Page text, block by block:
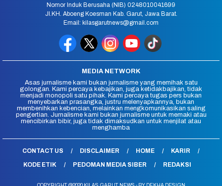
Nomor Induk Berusaha (NIB) 0248010041699
Jl.KH. Aboeng Koesman Kab. Garut, Jawa Barat.
Email: kilasgarutnews@gmail.com
MEDIA NETWORK
Asas jurnalisme kami bukan jurnalisme yang memihak satu
golongan. Kami percaya kebajikan, juga ketidakbajikan, tidak
menjadi monopoli satu pihak. Kami percaya tugas pers bukan
menyebarkan prasangka, justru melenyapkannya, bukan
membenihkan kebencian, melainkan mengkomunikasikan saling
pengertian. Jurnalisme kami bukan jurnalisme untuk memaki atau
mencibirkan bibir, juga tidak dimaksudkan untuk menjilat atau
menghamba
CONTACT US DISCLAIMER HOME
KARIR
KODE ETIK
PEDOMAN MEDIA SIBER REDAKSI